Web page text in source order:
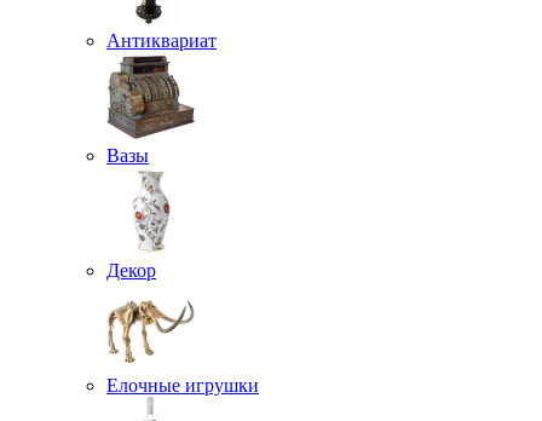
Антиквариат
Вазы
Декор
Елочные игрушки